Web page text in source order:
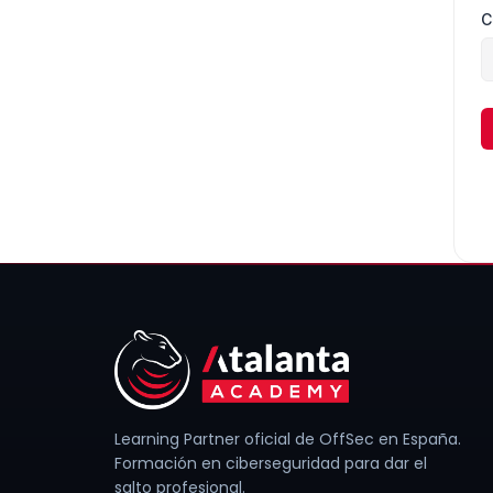
Learning Partner oficial de OffSec en España.
Formación en ciberseguridad para dar el
salto profesional.